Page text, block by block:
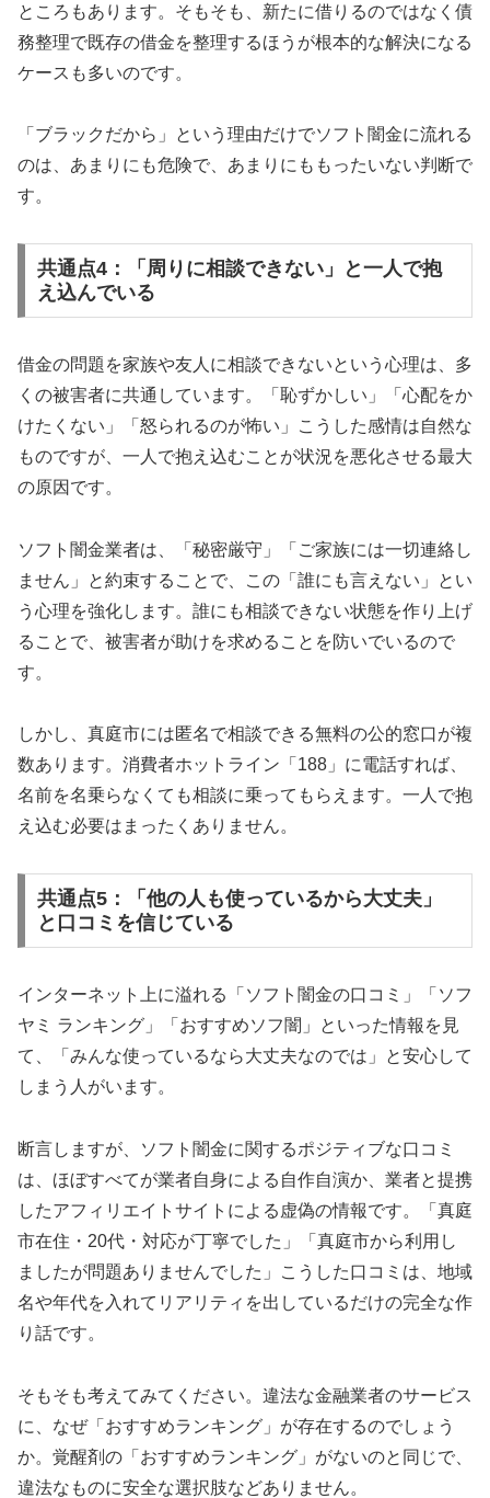
ところもあります。そもそも、新たに借りるのではなく債
務整理で既存の借金を整理するほうが根本的な解決になる
ケースも多いのです。
「ブラックだから」という理由だけでソフト闇金に流れる
のは、あまりにも危険で、あまりにももったいない判断で
す。
共通点4：「周りに相談できない」と一人で抱
え込んでいる
借金の問題を家族や友人に相談できないという心理は、多
くの被害者に共通しています。「恥ずかしい」「心配をか
けたくない」「怒られるのが怖い」こうした感情は自然な
ものですが、一人で抱え込むことが状況を悪化させる最大
の原因です。
ソフト闇金業者は、「秘密厳守」「ご家族には一切連絡し
ません」と約束することで、この「誰にも言えない」とい
う心理を強化します。誰にも相談できない状態を作り上げ
ることで、被害者が助けを求めることを防いでいるので
す。
しかし、真庭市には匿名で相談できる無料の公的窓口が複
数あります。消費者ホットライン「188」に電話すれば、
名前を名乗らなくても相談に乗ってもらえます。一人で抱
え込む必要はまったくありません。
共通点5：「他の人も使っているから大丈夫」
と口コミを信じている
インターネット上に溢れる「ソフト闇金の口コミ」「ソフ
ヤミ ランキング」「おすすめソフ闇」といった情報を見
て、「みんな使っているなら大丈夫なのでは」と安心して
しまう人がいます。
断言しますが、ソフト闇金に関するポジティブな口コミ
は、ほぼすべてが業者自身による自作自演か、業者と提携
したアフィリエイトサイトによる虚偽の情報です。「真庭
市在住・20代・対応が丁寧でした」「真庭市から利用し
ましたが問題ありませんでした」こうした口コミは、地域
名や年代を入れてリアリティを出しているだけの完全な作
り話です。
そもそも考えてみてください。違法な金融業者のサービス
に、なぜ「おすすめランキング」が存在するのでしょう
か。覚醒剤の「おすすめランキング」がないのと同じで、
違法なものに安全な選択肢などありません。